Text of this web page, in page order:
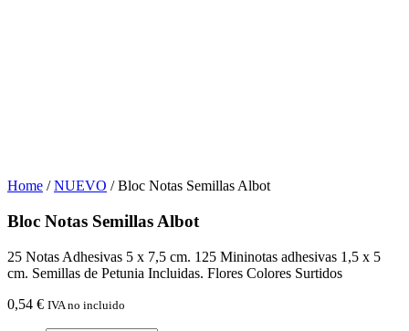
Home /NUEVO / Bloc Notas Semillas Albot
Bloc Notas Semillas Albot
25 Notas Adhesivas 5 x 7,5 cm. 125 Mininotas adhesivas 1,5 x 5
cm. Semillas de Petunia Incluidas. Flores Colores Surtidos
0,54 € IVA no incluido